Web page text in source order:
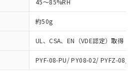
45～85%RH
約50g
UL、CSA、EN（VDE認定）取得
PYF-08-PU/ PY08-02/ PYFZ-08/
売ネットワーク
」をご確認
よび標準価格結果を当社の
諾なく第三者に漏洩または開
うお願いします。
利用いただくには、I-Web
替え状況などにより、予定
とがあります。
用期限
質（10物質）のすべてが基
とを示します。
使用状況下において有害物
いし、環境に深刻な影響を
を意味します。
ません。
社製品を第三者に販売する
上記1、2および3の内容を当
に通知します。また当社は、
よび販売に係わる関係者が違
るおそれがある場合は、取
たしません。
お客様担当のオムロン制御
販売店・当社販売員にご確
生産機種、また在庫状況の
を公開していない機種